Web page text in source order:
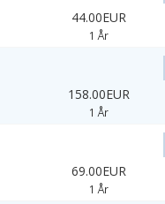
44.00EUR
1 År
158.00EUR
1 År
69.00EUR
1 År